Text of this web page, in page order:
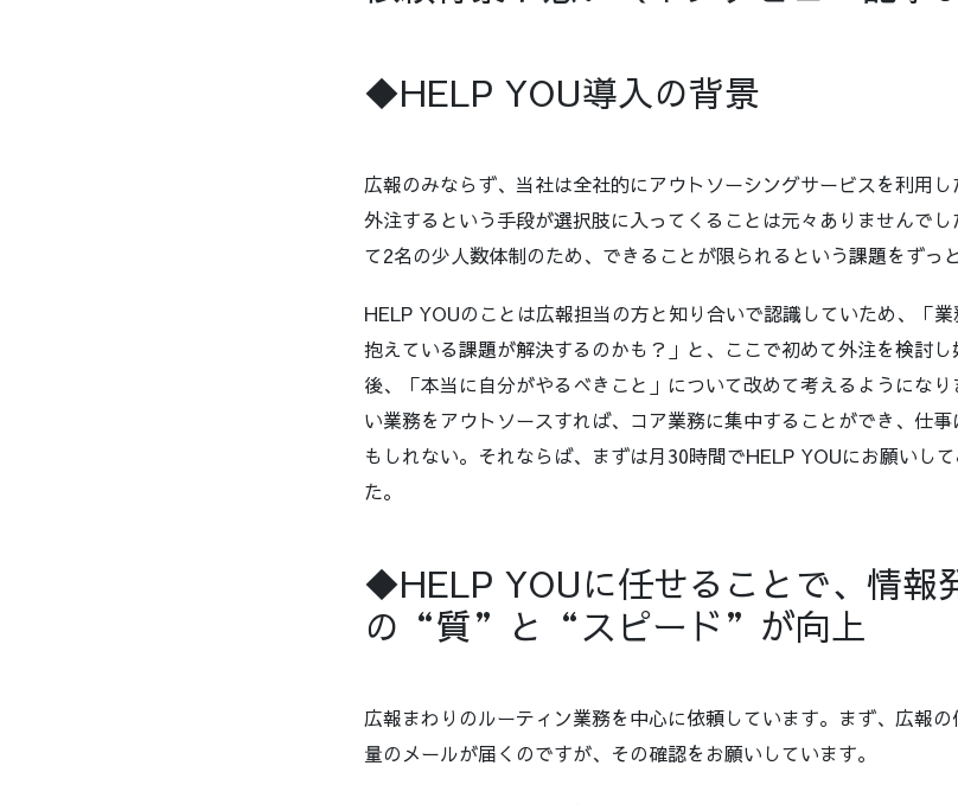
◆HELP YOU導入の背景
広報のみならず、当社は全社的にアウトソーシングサービスを利用
外注するという手段が選択肢に入ってくることは元々ありませんで
て2名の少人数体制のため、できることが限られるという課題をずっ
HELP YOUのことは広報担当の方と知り合いで認識していため、「
抱えている課題が解決するのかも？」と、ここで初めて外注を検討
後、「本当に自分がやるべきこと」について改めて考えるようにな
い業務をアウトソースすれば、コア業務に集中することができ、仕
もしれない。それならば、まずは月30時間でHELP YOUにお願いし
た。
◆HELP YOUに任せることで、情報
の“質”と“スピード”が向上
広報まわりのルーティン業務を中心に依頼しています。まず、広報
量のメールが届くのですが、その確認をお願いしています。